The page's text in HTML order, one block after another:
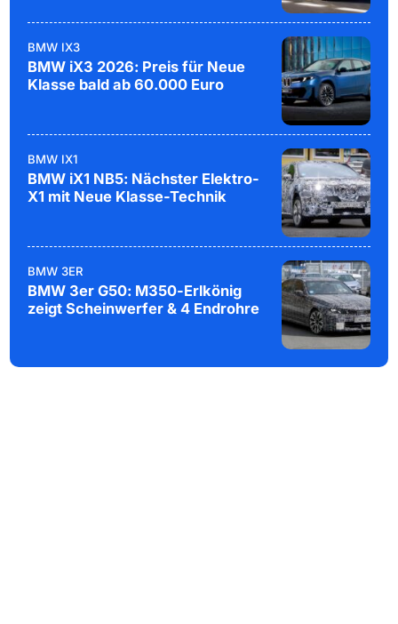
BMW IX3
BMW iX3 2026: Preis für Neue
Klasse bald ab 60.000 Euro
BMW IX1
BMW iX1 NB5: Nächster Elektro-
X1 mit Neue Klasse-Technik
BMW 3ER
BMW 3er G50: M350-Erlkönig
zeigt Scheinwerfer & 4 Endrohre